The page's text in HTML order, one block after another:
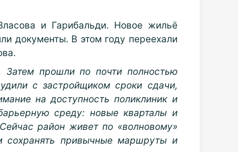
и Гарибальди. Новое жильё
документы. В этом году переехали
Затем прошли по почти полностью
с застройщиком сроки сдачи,
на доступность поликлиник и
среду: новые кварталы и
район живет по «волновому»
сохранять привычные маршруты и